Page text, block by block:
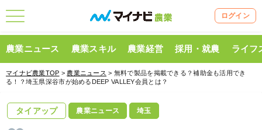
ログイン
農業ニュース 農業スキル 農業経営 採用・就農 ライフ
マイナビ農業TOP > 農業ニュース > 無料で製品を掲載できる？補助金も活用でき
る！？埼玉県深谷市が始めるDEEP VALLEY会員とは？
タイアップ 農業ニュース 埼玉